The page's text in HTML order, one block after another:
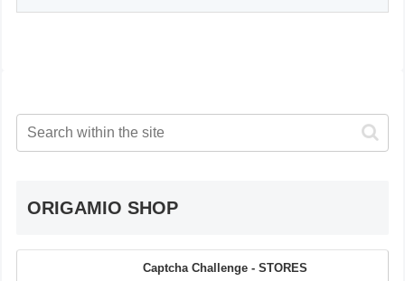
ORIGAMIO SHOP
Captcha Challenge - STORES